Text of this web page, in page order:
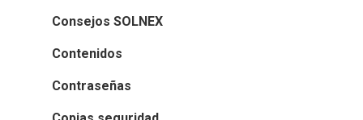
Consejos SOLNEX
Contenidos
Contraseñas